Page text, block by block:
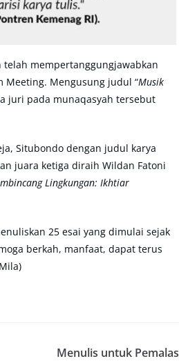
telah mempertanggungjawabkan
Meeting. Mengusung judul “Musik
juri pada munaqasyah tersebut
Situbondo dengan judul karya
juara ketiga diraih Wildan Fatoni
Lingkungan: Ikhtiar
25 esai yang dimulai sejak
berkah, manfaat, dapat terus
Menulis untuk Pemalas